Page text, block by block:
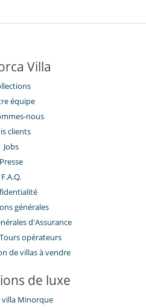
Villa
équipe
nous
clients
Jobs
Presse
F.A.Q.
générales
d'Assurance
opérateurs
de villas à vendre
de luxe
villa Minorque